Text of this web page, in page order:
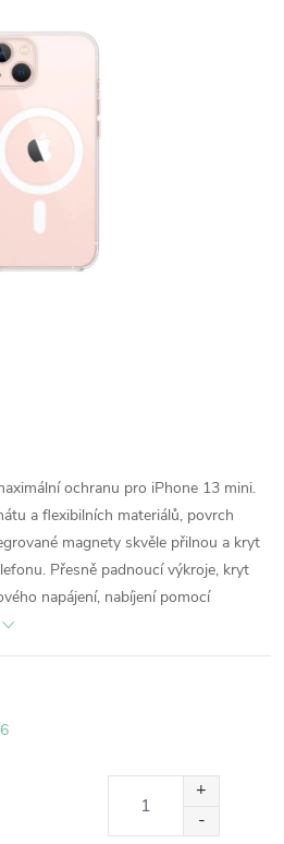
ochranu pro iPhone 13 mini.
a flexibilních materiálů, povrch
magnety skvěle přilnou a kryt
Přesně padnoucí výkroje, kryt
napájení, nabíjení pomocí